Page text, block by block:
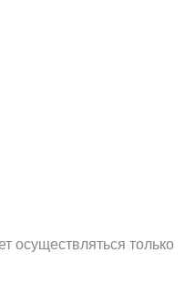
осуществляться только